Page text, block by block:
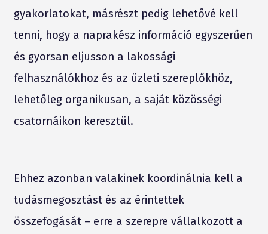
gyakorlatokat, másrészt pedig lehetővé kell
tenni, hogy a naprakész információ egyszerűen
és gyorsan eljusson a lakossági
felhasználókhoz és az üzleti szereplőkhöz,
lehetőleg organikusan, a saját közösségi
csatornáikon keresztül.
Ehhez azonban valakinek koordinálnia kell a
tudásmegosztást és az érintettek
összefogását – erre a szerepre vállalkozott a